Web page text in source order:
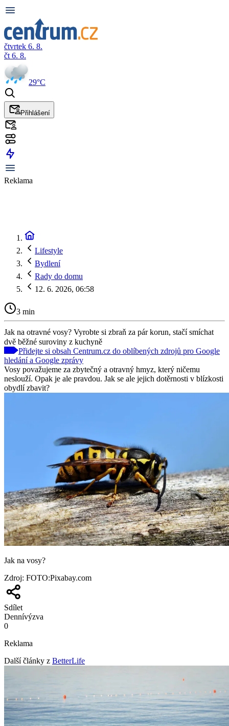
čtvrtek 6. 8.
čt 6. 8.
29°C
Přihlášení
Reklama
Lifestyle
Bydlení
Rady do domu
12. 6. 2026, 06:58
3 min
Jak na otravné vosy? Vyrobte si zbraň za pár korun, stačí smíchat
dvě běžné suroviny z kuchyně
Přidejte si obsah Centrum.cz do oblíbených zdrojů pro Google
hledání a Google zprávy
Vosy považujeme za zbytečný a otravný hmyz, který ničemu
neslouží. Opak je ale pravdou. Jak se ale jejich dotěrnosti v blízkosti
obydlí zbavit?
Jak na vosy?
Zdroj: FOTO:Pixabay.com
Sdílet
Dennívýzva
0
Reklama
Další články z BetterLife